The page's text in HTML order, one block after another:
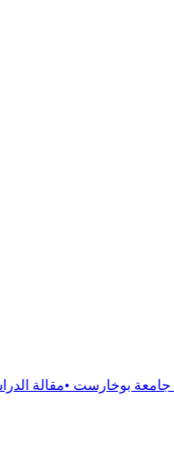
•مقالة الدراسة فى رومانيا